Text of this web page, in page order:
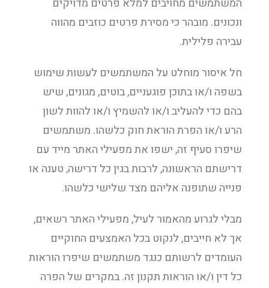
המשתמשים מחויבים למלא פרטים מדויקים
ונכונים. מובהר כי מסירת פרטים כוזבים מהווה
עבירה פלילית.
חל איסור מוחלט על המשתמשים לעשות שימוש
בשפה ו/או בתוכן פוגעניים, בוטים, מגונים, שיש
בהם כדי להעליב ו/או להשמיץ ו/או להוות לשון
הרע ו/או הפרת הוראת חוק כלשהו. משתמשים
שיפרו סעיף זה, ישפו את מפעילי האתר מייד עם
דרישתם הראשונה, לרבות בגין כל דרישה, טענה או
פנייה שתופנה אליהם מצד שלישי כלשהו.
מבלי לגרוע מהאמור לעיל, מפעילי האתר רשאים,
אך לא חייבים, לנקוט בכל האמצעים החוקיים
העומדים לרשותם כנגד משתמשים שיפרו הוראות
כל דין ו/או הוראות תקנון זה. במקרים של הפרה